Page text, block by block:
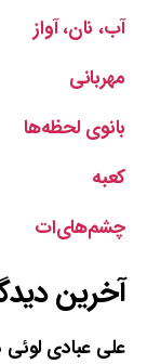
آب، نان، آواز
مهربانی
بانوی لحظه‌ها
کعبه
چشم‌های‌ات
آخرین
علی عبادی لوئی